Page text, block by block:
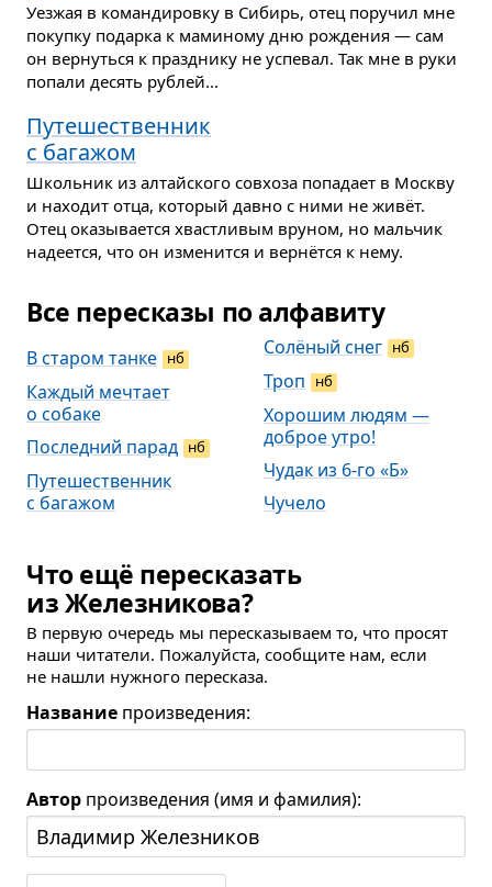
Уезжая в командировку в Сибирь, отец поручил мне
покупку подарка к маминому дню рождения — сам
он вернуться к празднику не успевал. Так мне в руки
попали десять рублей...
Путешественник
с багажом
Школьник из алтайского совхоза попадает в Москву
и находит отца, который давно с ними не живёт.
Отец оказывается хвастливым вруном, но мальчик
надеется, что он изменится и вернётся к нему.
Все пересказы по алфавиту
В старом танке нб
Каждый мечтает
о собаке
Последний парад нб
Путешественник
с багажом
Солёный снег нб
Троп нб
Хорошим людям —
доброе утро!
Чудак из 6-го «Б»
Чучело
Что ещё пересказать
из Железникова?
В первую очередь мы пересказываем то, что просят
наши читатели. Пожалуйста, сообщите нам, если
не нашли нужного пересказа.
Название произведения:
Автор произведения (имя и фамилия):